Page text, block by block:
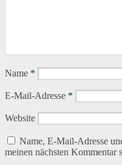
Name *
E-Mail-Adresse *
Website
Name, E-Mail-Adresse
meinen nächsten Kommentar